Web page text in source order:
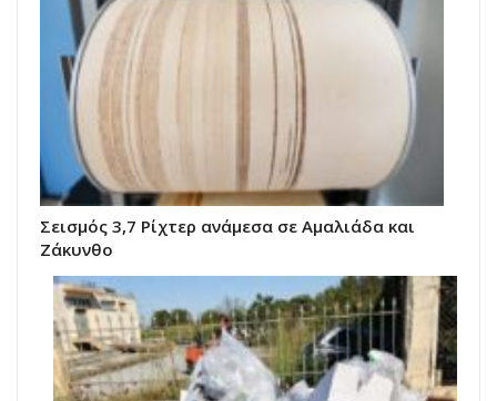
Σεισμός 3,7 Ρίχτερ ανάμεσα σε Αμαλιάδα και
Ζάκυνθο